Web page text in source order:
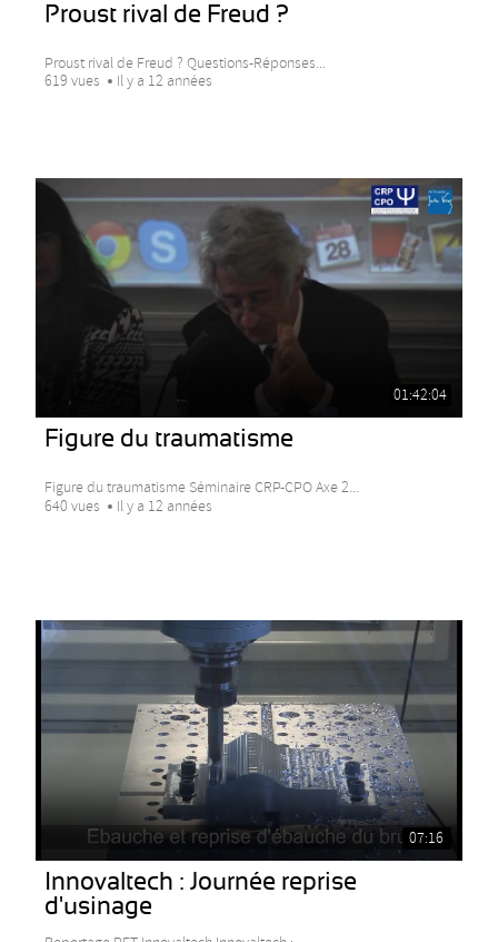
Proust rival de Freud ?
Proust rival de Freud ? Questions-Réponses...
619 vues
Il y a 12 années
01:42:04
Figure du traumatisme
Figure du traumatisme Séminaire CRP-CPO Axe 2...
640 vues
Il y a 12 années
07:16
Innovaltech : Journée reprise
d'usinage